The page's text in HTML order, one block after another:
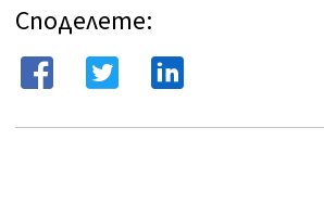
Споделете: